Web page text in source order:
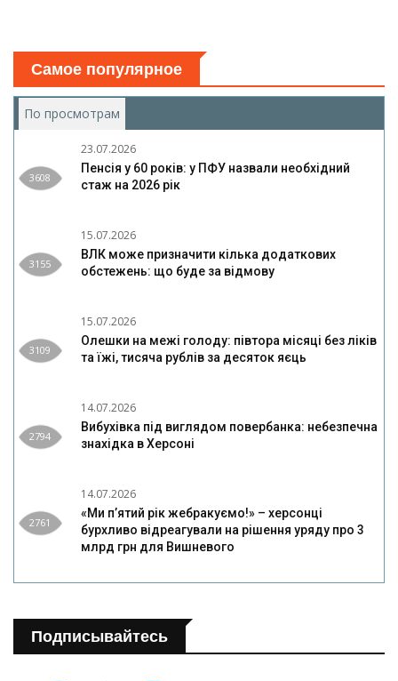
Самое популярное
По просмотрам
3608
23.07.2026
Пенсія у 60 років: у ПФУ назвали необхідний
стаж на 2026 рік
3155
15.07.2026
ВЛК може призначити кілька додаткових
обстежень: що буде за відмову
3109
15.07.2026
Олешки на межі голоду: півтора місяці без ліків
та їжі, тисяча рублів за десяток яєць
2794
14.07.2026
Вибухівка під виглядом повербанка: небезпечна
знахідка в Херсоні
2761
14.07.2026
«Ми п’ятий рік жебракуємо!» – херсонці
бурхливо відреагували на рішення уряду про 3
млрд грн для Вишневого
Подписывайтесь